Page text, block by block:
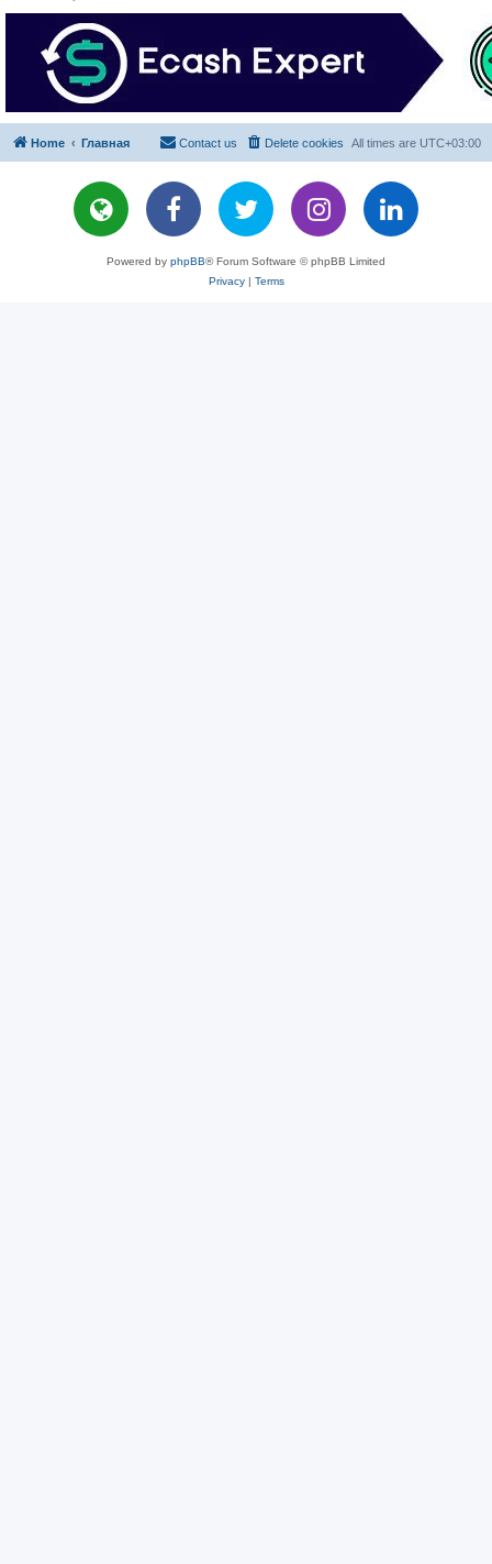
Home Главная All times are UTC+03:00
Delete cookies
Contact us
Powered by phpBB® Forum Software © phpBB Limited
Privacy| Terms